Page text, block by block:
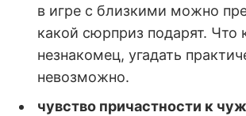
в игре с близкими можно
какой сюрприз подарят. Что
незнакомец, угадать
невозможно.
чувство причастности к